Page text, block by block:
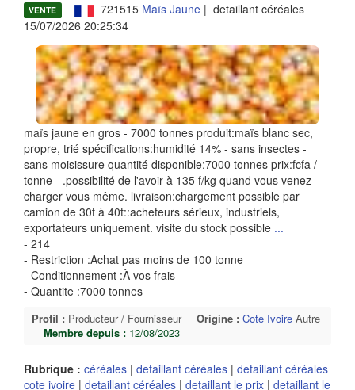
VENTE 721515 Maïs Jaune| detaillant céréales
15/07/2026 20:25:34
maïs jaune en gros - 7000 tonnes produit:maïs blanc sec,
propre, trié spécifications:humidité 14% - sans insectes -
sans moisissure quantité disponible:7000 tonnes prix:fcfa /
tonne - .possibilité de l'avoir à 135 f/kg quand vous venez
charger vous même. livraison:chargement possible par
camion de 30t à 40t::acheteurs sérieux, industriels,
exportateurs uniquement. visite du stock possible ...
- 214
- Restriction :Achat pas moins de 100 tonne
- Conditionnement :À vos frais
- Quantite :7000 tonnes
Profil : Producteur / Fournisseur Origine : Cote Ivoire Autre
Membre depuis : 12/08/2023
Rubrique : céréales | detaillant céréales | detaillant céréales
cote ivoire | detaillant céréales | detaillant le prix | detaillant le